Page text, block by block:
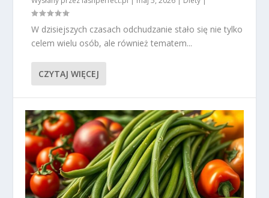
W dzisiejszych czasach odchudzanie stało się nie tylko
celem wielu osób, ale również tematem...
CZYTAJ WIĘCEJ